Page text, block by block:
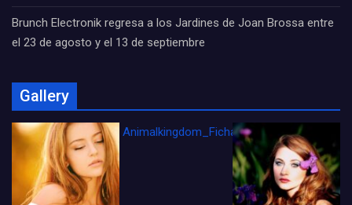
Brunch Electronik regresa a los Jardines de Joan Brossa entre
el 23 de agosto y el 13 de septiembre
Gallery
Animalkingdom_FichaCine